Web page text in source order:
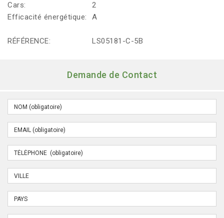
Cars:
2
Efficacité énergétique:
A
RÉFÉRENCE: LS05181-C-5B
Demande de Contact